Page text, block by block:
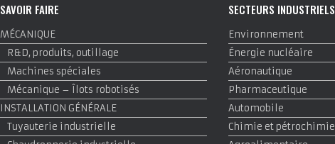
SAVOIR FAIRE
MÉCANIQUE
R&D, produits, outillage
Machines spéciales
Mécanique – Îlots robotisés
INSTALLATION GÉNÉRALE
Tuyauterie industrielle
SECTEURS INDUSTRIELS
Environnement
Énergie nucléaire
Aéronautique
Pharmaceutique
Automobile
Chimie et pétrochimie